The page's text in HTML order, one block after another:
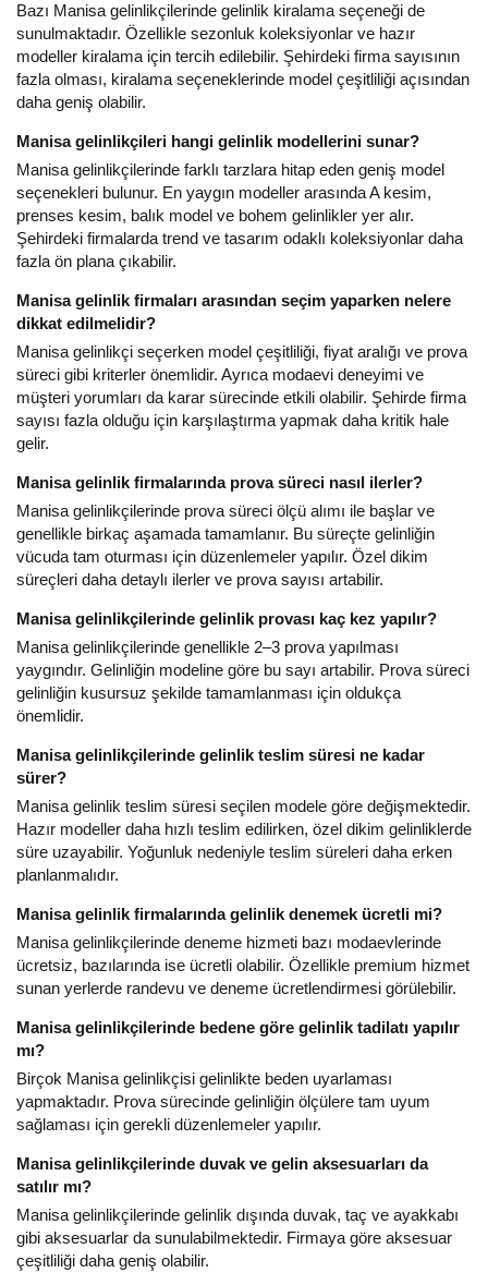
Bazı Manisa gelinlikçilerinde gelinlik kiralama seçeneği de
sunulmaktadır. Özellikle sezonluk koleksiyonlar ve hazır
modeller kiralama için tercih edilebilir. Şehirdeki firma sayısının
fazla olması, kiralama seçeneklerinde model çeşitliliği açısından
daha geniş olabilir.
Manisa gelinlikçileri hangi gelinlik modellerini sunar?
Manisa gelinlikçilerinde farklı tarzlara hitap eden geniş model
seçenekleri bulunur. En yaygın modeller arasında A kesim,
prenses kesim, balık model ve bohem gelinlikler yer alır.
Şehirdeki firmalarda trend ve tasarım odaklı koleksiyonlar daha
fazla ön plana çıkabilir.
Manisa gelinlik firmaları arasından seçim yaparken nelere
dikkat edilmelidir?
Manisa gelinlikçi seçerken model çeşitliliği, fiyat aralığı ve prova
süreci gibi kriterler önemlidir. Ayrıca modaevi deneyimi ve
müşteri yorumları da karar sürecinde etkili olabilir. Şehirde firma
sayısı fazla olduğu için karşılaştırma yapmak daha kritik hale
gelir.
Manisa gelinlik firmalarında prova süreci nasıl ilerler?
Manisa gelinlikçilerinde prova süreci ölçü alımı ile başlar ve
genellikle birkaç aşamada tamamlanır. Bu süreçte gelinliğin
vücuda tam oturması için düzenlemeler yapılır. Özel dikim
süreçleri daha detaylı ilerler ve prova sayısı artabilir.
Manisa gelinlikçilerinde gelinlik provası kaç kez yapılır?
Manisa gelinlikçilerinde genellikle 2–3 prova yapılması
yaygındır. Gelinliğin modeline göre bu sayı artabilir. Prova süreci
gelinliğin kusursuz şekilde tamamlanması için oldukça
önemlidir.
Manisa gelinlikçilerinde gelinlik teslim süresi ne kadar
sürer?
Manisa gelinlik teslim süresi seçilen modele göre değişmektedir.
Hazır modeller daha hızlı teslim edilirken, özel dikim gelinliklerde
süre uzayabilir. Yoğunluk nedeniyle teslim süreleri daha erken
planlanmalıdır.
Manisa gelinlik firmalarında gelinlik denemek ücretli mi?
Manisa gelinlikçilerinde deneme hizmeti bazı modaevlerinde
ücretsiz, bazılarında ise ücretli olabilir. Özellikle premium hizmet
sunan yerlerde randevu ve deneme ücretlendirmesi görülebilir.
Manisa gelinlikçilerinde bedene göre gelinlik tadilatı yapılır
mı?
Birçok Manisa gelinlikçisi gelinlikte beden uyarlaması
yapmaktadır. Prova sürecinde gelinliğin ölçülere tam uyum
sağlaması için gerekli düzenlemeler yapılır.
Manisa gelinlikçilerinde duvak ve gelin aksesuarları da
satılır mı?
Manisa gelinlikçilerinde gelinlik dışında duvak, taç ve ayakkabı
gibi aksesuarlar da sunulabilmektedir. Firmaya göre aksesuar
çeşitliliği daha geniş olabilir.